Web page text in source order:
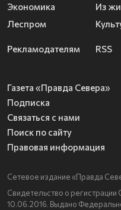
Экономика
Леспром
Из
Рекламодателям RSS
Газета «Правда Севера»
Подписка
Связаться с нами
Поиск по сайту
Правовая информация
Сетевое издание «Правда
Свидетельство о
10.06.2016. Выдано